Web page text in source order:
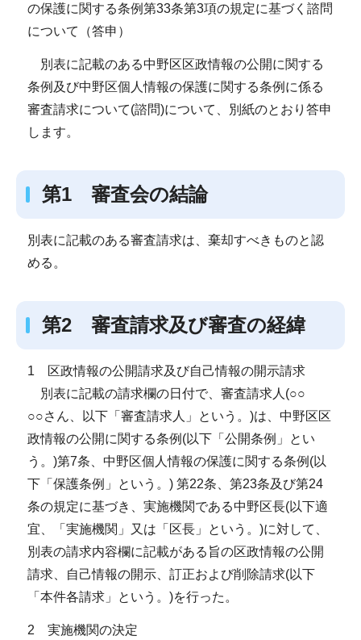
の保護に関する条例第33条第3項の規定に基づく諮問
について（答申）
別表に記載のある中野区区政情報の公開に関する
条例及び中野区個人情報の保護に関する条例に係る
審査請求について(諮問)について、別紙のとおり答申
します。
第1 審査会の結論
別表に記載のある審査請求は、棄却すべきものと認
める。
第2 審査請求及び審査の経緯
1 区政情報の公開請求及び自己情報の開示請求
別表に記載の請求欄の日付で、審査請求人(○○
○○さん、以下「審査請求人」という。)は、中野区区
政情報の公開に関する条例(以下「公開条例」とい
う。)第7条、中野区個人情報の保護に関する条例(以
下「保護条例」という。) 第22条、第23条及び第24
条の規定に基づき、実施機関である中野区長(以下適
宜、「実施機関」又は「区長」という。)に対して、
別表の請求内容欄に記載がある旨の区政情報の公開
請求、自己情報の開示、訂正および削除請求(以下
「本件各請求」という。)を行った。
2 実施機関の決定